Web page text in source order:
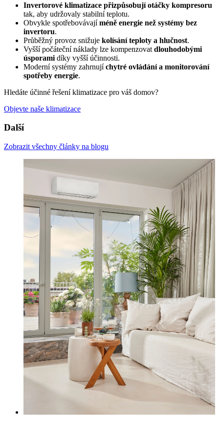
Invertorové klimatizace přizpůsobují otáčky kompresoru
tak, aby udržovaly stabilní teplotu.
Obvykle spotřebovávajíméně energie než systémy bez
invertoru.
Průběžný provoz snižuje kolísání teploty a hlučnost.
Vyšší počáteční náklady lze kompenzovat dlouhodobými
úsporami díky vyšší účinnosti.
Moderní systémy zahrnujíchytré ovládání a monitorování
spotřeby energie.
Hledáte účinné řešení klimatizace pro váš domov?
Objevte naše klimatizace
Další
Zobrazit všechny články na blogu